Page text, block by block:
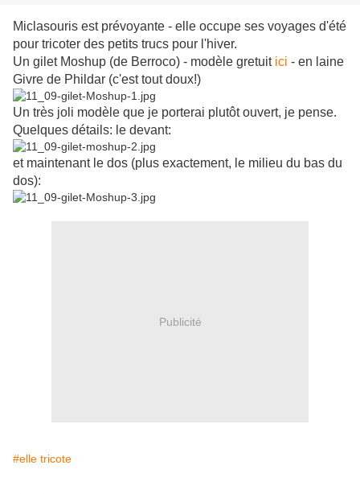
Miclasouris est prévoyante - elle occupe ses voyages d'été
pour tricoter des petits trucs pour l'hiver.
Un gilet Moshup (de Berroco) - modèle gretuit ici - en laine
Givre de Phildar (c'est tout doux!)
Un très joli modèle que je porterai plutôt ouvert, je pense.
Quelques détails: le devant:
et maintenant le dos (plus exactement, le milieu du bas du
dos):
Publicité
#elle tricote